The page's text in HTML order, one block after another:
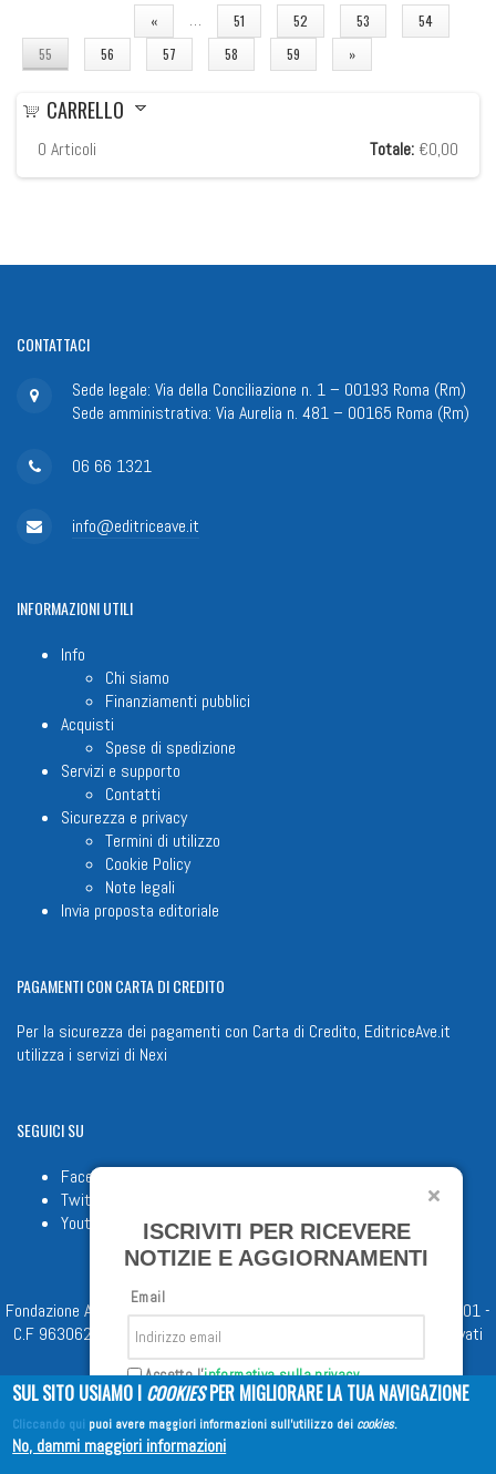
« … 51 52 53
54
55
56 57 58 59 »
CARRELLO
0 Articoli Totale: €0,00
CONTATTACI
Sede legale: Via della Conciliazione n. 1 – 00193 Roma (Rm)
Sede amministrativa: Via Aurelia n. 481 – 00165 Roma (Rm)
06 66 1321
info@editriceave.it
INFORMAZIONIUTILI
Info
Chi siamo
Finanziamenti pubblici
Acquisti
Spese di spedizione
Servizi e supporto
Contatti
Sicurezza e privacy
Termini di utilizzo
Cookie Policy
Note legali
Invia proposta editoriale
PAGAMENTICON CARTA DI CREDITO
Per la sicurezza dei pagamenti con Carta di Credito, EditriceAve.it
utilizza i servizi di Nexi
SEGUICISU
Facebook
Twitter
Youtube
Fondazione Apostolicam Actuositatem ETS © 2023 - P.I. 05398481001 -
C.F 96306220581 - REA 888781 del 23/02/98 - Tutti i diritti riservati
Copyright © 2026EDITRICE AVE
ISCRIVITI PER RICEVERE
NOTIZIE E AGGIORNAMENTI
Email
Accetto l'informativa sulla privacy
Iscriviti
SUL SITO USIAMO I COOKIESPER MIGLIORARE LA TUA NAVIGAZIONE
Cliccando qui puoi avere maggiori informazioni sull'utilizzo dei cookies.
No, dammi maggiori informazioni